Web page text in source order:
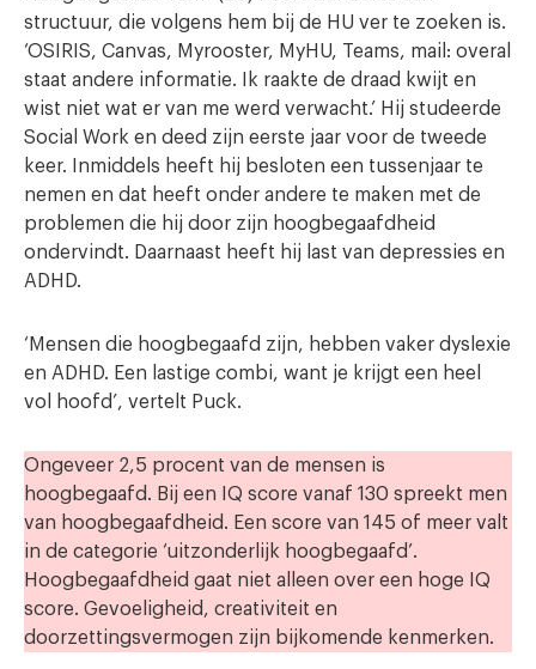
structuur, die volgens hem bij de HU ver te zoeken is.
‘OSIRIS, Canvas, Myrooster, MyHU, Teams, mail: overal
staat andere informatie. Ik raakte de draad kwijt en
wist niet wat er van me werd verwacht.’ Hij studeerde
Social Work en deed zijn eerste jaar voor de tweede
keer. Inmiddels heeft hij besloten een tussenjaar te
nemen en dat heeft onder andere te maken met de
problemen die hij door zijn hoogbegaafdheid
ondervindt. Daarnaast heeft hij last van depressies en
ADHD.
‘Mensen die hoogbegaafd zijn, hebben vaker dyslexie
en ADHD. Een lastige combi, want je krijgt een heel
vol hoofd’, vertelt Puck.
Ongeveer 2,5 procent van de mensen is
hoogbegaafd. Bij een IQ score vanaf 130 spreekt men
van hoogbegaafdheid. Een score van 145 of meer valt
in de categorie ‘uitzonderlijk hoogbegaafd’.
Hoogbegaafdheid gaat niet alleen over een hoge IQ
score. Gevoeligheid, creativiteit en
doorzettingsvermogen zijn bijkomende kenmerken.